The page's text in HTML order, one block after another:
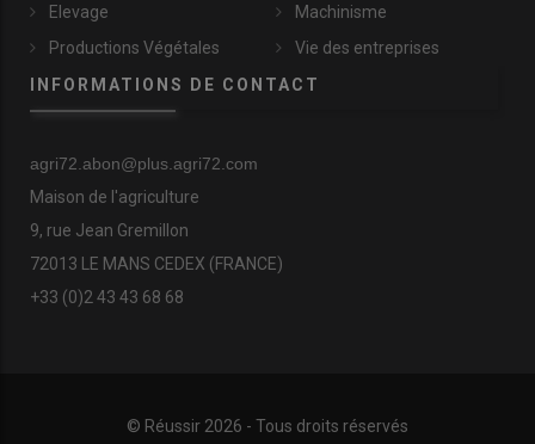
Elevage
Productions Végétales
Machinisme
Vie des entreprises
INFORMATIONS DE CONTACT
agri72.abon@plus.agri72.com
Maison de l'agriculture
9, rue Jean Gremillon
72013 LE MANS CEDEX (FRANCE)
+33 (0)2 43 43 68 68
© Réussir 2026 - Tous droits réservés